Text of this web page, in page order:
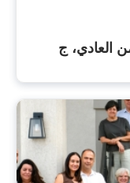
العادي، ج